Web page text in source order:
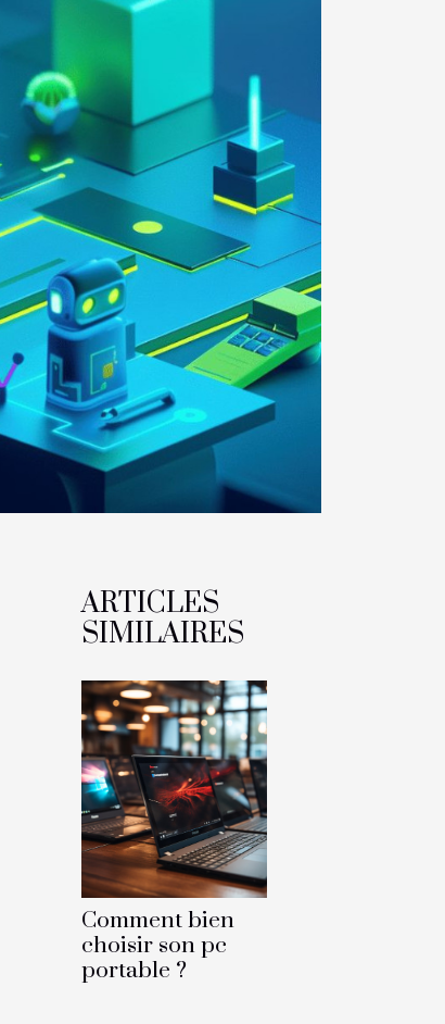
ARTICLES
SIMILAIRES
Comment bien
choisir son pc
portable ?